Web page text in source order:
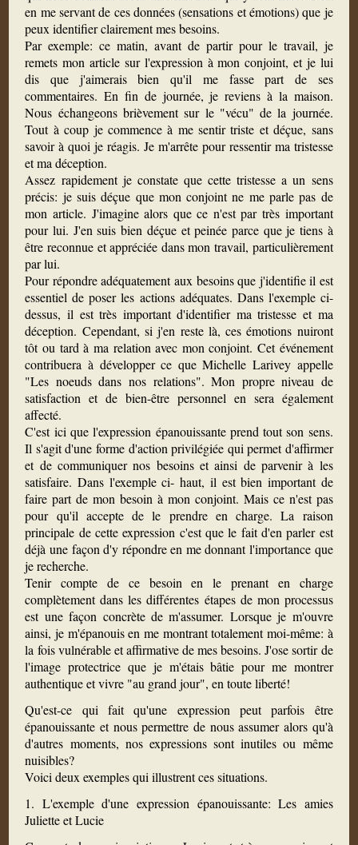
en me servant de ces données (sensations et émotions) que je
peux identifier clairement mes besoins.
Par exemple: ce matin, avant de partir pour le travail, je
remets mon article sur l'expression à mon conjoint, et je lui
dis que j'aimerais bien qu'il me fasse part de ses
commentaires. En fin de journée, je reviens à la maison.
Nous échangeons brièvement sur le "vécu" de la journée.
Tout à coup je commence à me sentir triste et déçue, sans
savoir à quoi je réagis. Je m'arrête pour ressentir ma tristesse
et ma déception.
Assez rapidement je constate que cette tristesse a un sens
précis: je suis déçue que mon conjoint ne me parle pas de
mon article. J'imagine alors que ce n'est par très important
pour lui. J'en suis bien déçue et peinée parce que je tiens à
être reconnue et appréciée dans mon travail, particulièrement
par lui.
Pour répondre adéquatement aux besoins que j'identifie il est
essentiel de poser les actions adéquates. Dans l'exemple ci-
dessus, il est très important d'identifier ma tristesse et ma
déception. Cependant, si j'en reste là, ces émotions nuiront
tôt ou tard à ma relation avec mon conjoint. Cet événement
contribuera à développer ce que Michelle Larivey appelle
"Les noeuds dans nos relations". Mon propre niveau de
satisfaction et de bien-être personnel en sera également
affecté.
C'est ici que l'expression épanouissante prend tout son sens.
Il s'agit d'une forme d'action privilégiée qui permet d'affirmer
et de communiquer nos besoins et ainsi de parvenir à les
satisfaire. Dans l'exemple ci- haut, il est bien important de
faire part de mon besoin à mon conjoint. Mais ce n'est pas
pour qu'il accepte de le prendre en charge. La raison
principale de cette expression c'est que le fait d'en parler est
déjà une façon d'y répondre en me donnant l'importance que
je recherche.
Tenir compte de ce besoin en le prenant en charge
complètement dans les différentes étapes de mon processus
est une façon concrète de m'assumer. Lorsque je m'ouvre
ainsi, je m'épanouis en me montrant totalement moi-même: à
la fois vulnérable et affirmative de mes besoins. J'ose sortir de
l'image protectrice que je m'étais bâtie pour me montrer
authentique et vivre "au grand jour", en toute liberté!
Qu'est-ce qui fait qu'une expression peut parfois être
épanouissante et nous permettre de nous assumer alors qu'à
d'autres moments, nos expressions sont inutiles ou même
nuisibles?
Voici deux exemples qui illustrent ces situations.
1. L'exemple d'une expression épanouissante: Les amies
Juliette et Lucie